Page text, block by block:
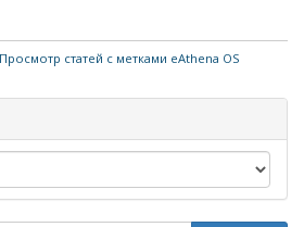
Просмотр статей с метками eAthena OS